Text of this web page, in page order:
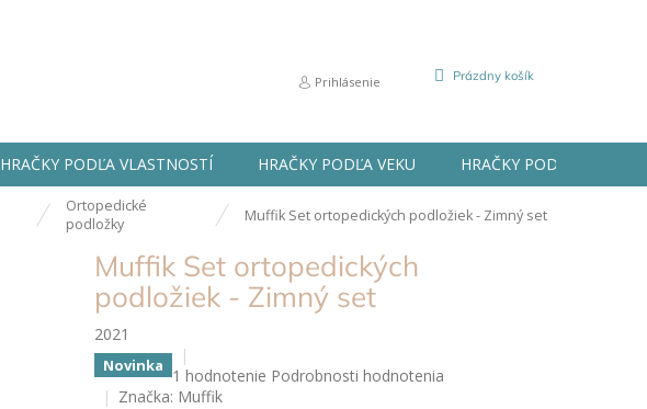
Prihlásenie
NÁKUPNÝ
Prázdny košík
HRAČKY PODĽA VLASTNOSTÍ HRAČKY PODĽA VEKU HRAČKY PODĽA
Ortopedické
podložky
Muffik Set ortopedických podložiek - Zimný set
Muffik Set ortopedických
podložiek - Zimný set
2021
Novinka Priemerné
hodnotenie
1 hodnotenie Podrobnosti hodnotenia
Značka: Muffik